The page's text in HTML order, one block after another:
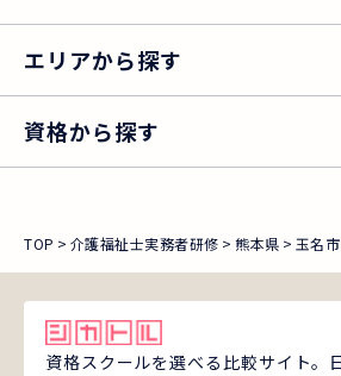
エリアから探す
資格から探す
TOP 介護福祉士実務者研修 熊本県 玉名市
資格スクールを選べる比較サイト。